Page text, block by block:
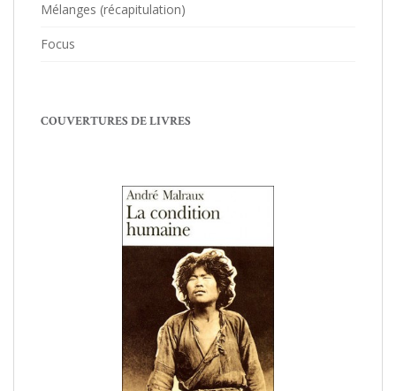
Mélanges (récapitulation)
Focus
COUVERTURES DE LIVRES